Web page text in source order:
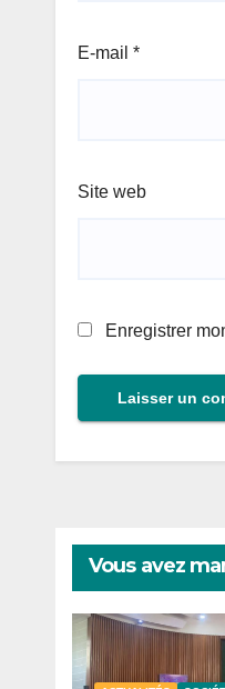
E-mail *
Site web
Enregistrer
Vous avez